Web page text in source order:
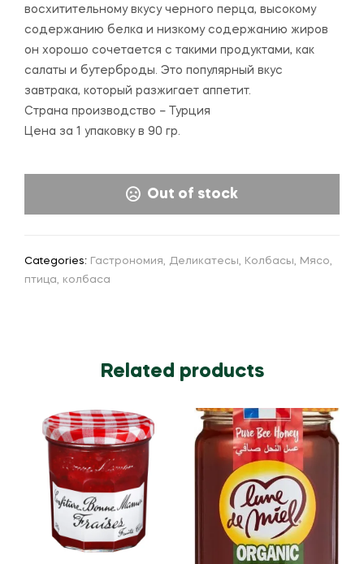
восхитительному вкусу черного перца, высокому
содержанию белка и низкому содержанию жиров
он хорошо сочетается с такими продуктами, как
салаты и бутерброды. Это популярный вкус
завтрака, который разжигает аппетит.
Страна производство – Турция
Цена за 1 упаковку в 90 гр.
Out of stock
Categories: Гастрономия, Деликатесы, Колбасы, Мясо,
птица, колбаса
Related products